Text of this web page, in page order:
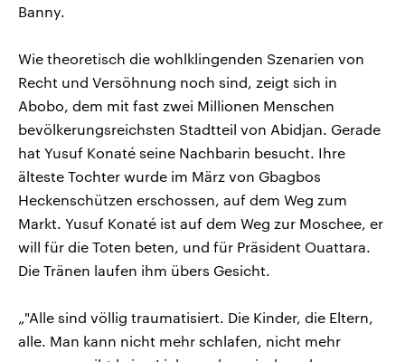
Banny.
Wie theoretisch die wohlklingenden Szenarien von
Recht und Versöhnung noch sind, zeigt sich in
Abobo, dem mit fast zwei Millionen Menschen
bevölkerungsreichsten Stadtteil von Abidjan. Gerade
hat Yusuf Konaté seine Nachbarin besucht. Ihre
älteste Tochter wurde im März von Gbagbos
Heckenschützen erschossen, auf dem Weg zum
Markt. Yusuf Konaté ist auf dem Weg zur Moschee, er
will für die Toten beten, und für Präsident Ouattara.
Die Tränen laufen ihm übers Gesicht.
„"Alle sind völlig traumatisiert. Die Kinder, die Eltern,
alle. Man kann nicht mehr schlafen, nicht mehr